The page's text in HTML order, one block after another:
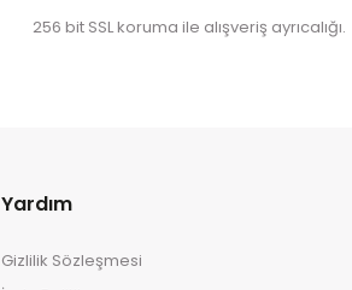
256 bit SSL koruma ile alışveriş ayrıcalığı.
Yardım
Gizlilik Sözleşmesi